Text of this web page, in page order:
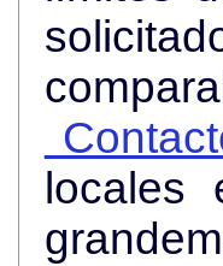
locales